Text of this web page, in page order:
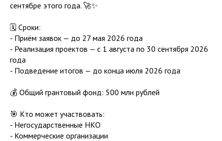
сентябре этого года. 🚀✨
🗓️ Сроки:
- Приём заявок — до 27 мая 2026 года
- Реализация проектов — с 1 августа по 30 сентября 2026
года
- Подведение итогов — до конца июля 2026 года
💰 Общий грантовый фонд: 500 млн рублей
🎯 Кто может участвовать:
- Негосударственные НКО
- Коммерческие организации